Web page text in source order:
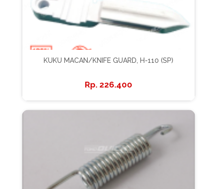
KUKU MACAN/KNIFE GUARD, H-110 (SP)
226.400